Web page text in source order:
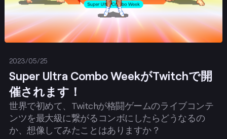
2023/05/25
Super Ultra Combo WeekがTwitchで開
催されます！
世界で初めて、Twitchが格闘ゲームのライブコンテ
ンツを最大級に繋がるコンボにしたらどうなるの
か、想像してみたことはありますか？